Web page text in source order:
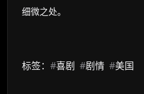
细微之处。
标签： #喜剧 #剧情 #美国